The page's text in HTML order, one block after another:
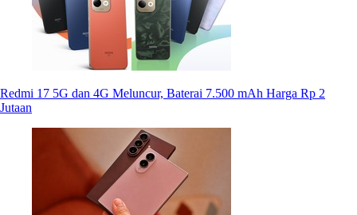
Redmi 17 5G dan 4G Meluncur, Baterai 7.500 mAh Harga Rp 2
Jutaan